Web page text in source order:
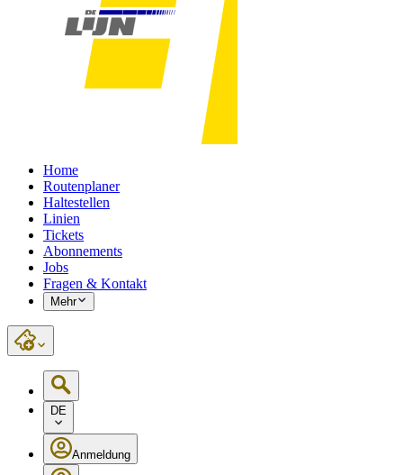
Home
Routenplaner
Haltestellen
Linien
Tickets
Abonnements
Jobs
Fragen & Kontakt
Mehr
DE
Anmeldung